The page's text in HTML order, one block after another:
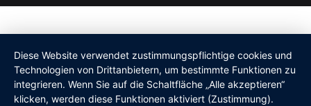
Diese Website verwendet zustimmungspflichtige cookies und
Technologien von Drittanbietern, um bestimmte Funktionen zu
integrieren. Wenn Sie auf die Schaltfläche „Alle akzeptieren“
klicken, werden diese Funktionen aktiviert (Zustimmung).